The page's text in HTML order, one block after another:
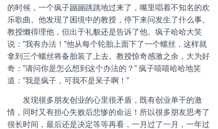
的时候，一个疯子蹦蹦跳跳地过来了，嘴里唱着不知名的欢
乐歌曲。他发现了困境中的教授，停下来问发生了什么事。
教授懒得理他，但出于礼貌还是告诉了他。疯子哈哈大笑
说：”我有办法！”他从每个轮胎上面下了一个螺丝，这样就
拿到三个螺丝将备胎装了上去。教授惊奇感激之余，大为好
奇：”请问你是怎么想到这个办法的？” 疯子嘻嘻哈哈地笑
道：”我是疯子，可我不是呆子啊！”
发现很多朋友创业的心里很矛盾，既有创业单干的激
情，同时又有担心失败后悲惨的命运！所以很多朋友思考了
很长时间，最后还是决定等等再看，一月过了一月，一年过